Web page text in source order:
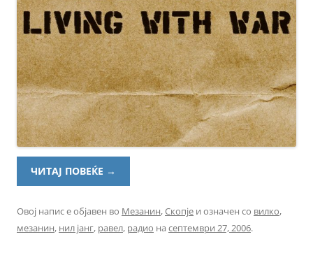
ЧИТАЈ ПОВЕЌЕ →
Овој напис е објавен во Мезанин,Скопје и означен со вилко,
мезанин, нил јанг, равел, радио на септември 27, 2006.